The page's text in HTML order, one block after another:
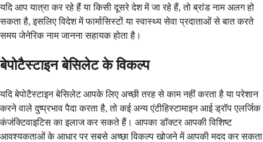
यदि आप यात्रा कर रहे हैं या किसी दूसरे देश में जा रहे हैं, तो ब्रांड नाम अलग हो
सकता है, इसलिए विदेश में फार्मासिस्टों या स्वास्थ्य सेवा प्रदाताओं से बात करते
समय जेनेरिक नाम जानना सहायक होता है।
बेपोटैस्टाइन बेसिलेट के विकल्प
यदि बेपोटैस्टाइन बेसिलेट आपके लिए अच्छी तरह से काम नहीं करता है या परेशान
करने वाले दुष्प्रभाव पैदा करता है, तो कई अन्य एंटीहिस्टामाइन आई ड्रॉप एलर्जिक
कंजंक्टिवाइटिस का इलाज कर सकते हैं। आपका डॉक्टर आपकी विशिष्ट
आवश्यकताओं के आधार पर सबसे अच्छा विकल्प खोजने में आपकी मदद कर सकता